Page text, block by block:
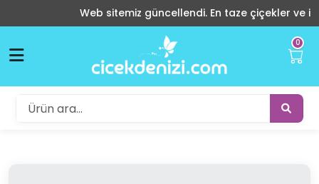
Web sitemiz güncellendi. En taze çiçekler ve
0